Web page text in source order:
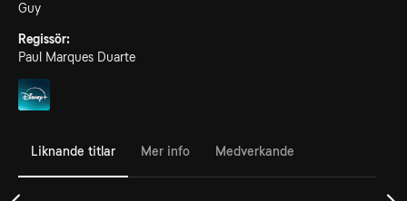
Guy
Regissör:
Paul Marques Duarte
Liknande titlar Mer info Medverkande